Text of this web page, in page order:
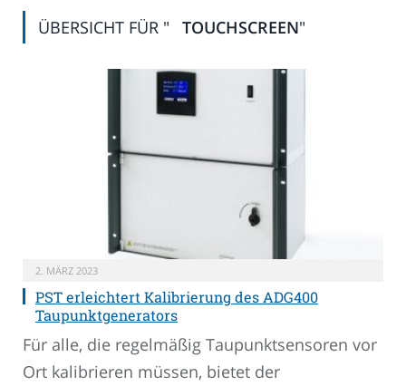
ÜBERSICHT FÜR " TOUCHSCREEN"
2. MÄRZ 2023
PST erleichtert Kalibrierung des ADG400
Taupunktgenerators
Für alle, die regelmäßig Taupunktsensoren vor
Ort kalibrieren müssen, bietet der